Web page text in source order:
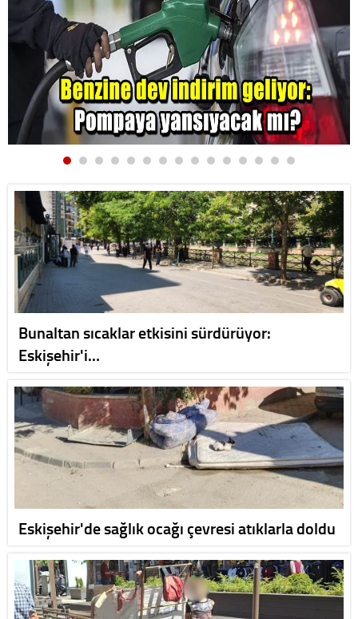
Bunaltan sıcaklar etkisini sürdürüyor:
Eskişehir'i…
Eskişehir'de sağlık ocağı çevresi atıklarla doldu